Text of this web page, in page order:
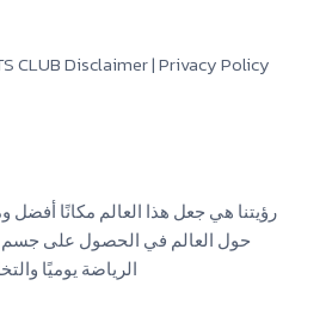
CLUBDisclaimer|Privacy Policy
رؤيتنا هي جعل هذا العالم مكانًا
حول العالم في الحصول على
الرياضة يوميًا